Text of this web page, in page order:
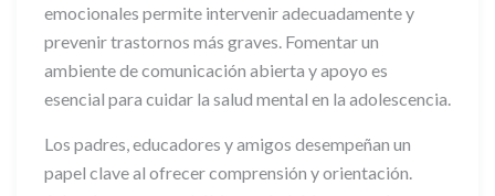
emocionales permite intervenir adecuadamente y
prevenir trastornos más graves. Fomentar un
ambiente de comunicación abierta y apoyo es
esencial para cuidar la salud mental en la adolescencia.
Los padres, educadores y amigos desempeñan un
papel clave al ofrecer comprensión y orientación.